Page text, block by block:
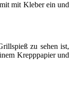
mit Kleber ein und
zu sehen ist,
Krepppapier und